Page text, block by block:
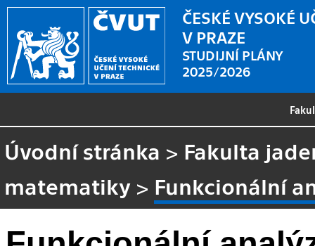
ČESKÉ VYSOKÉ
V PRAZE
STUDIJNÍ PLÁNY
2025/2026
Úvodní stránka > Fakulta
matematiky > Funkcionální